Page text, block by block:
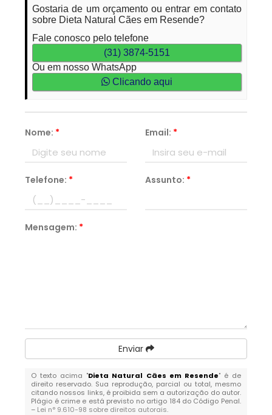
Gostaria de um orçamento ou entrar em contato
sobre Dieta Natural Cães em Resende?
Fale conosco pelo telefone
(31) 3874-5151
Ou em nosso WhatsApp
Clicando aqui
Nome: * Email: *
Telefone: * Assunto: *
Mensagem: *
Enviar
O texto acima "Dieta Natural Cães em Resende" é de
direito reservado. Sua reprodução, parcial ou total, mesmo
citando nossos links, é proibida sem a autorização do autor.
Plágio é crime e está previsto no artigo 184 do Código Penal.
– Lei n° 9.610-98 sobre direitos autorais.